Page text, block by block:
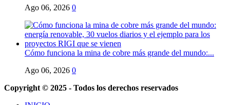
Ago 06, 2026 0
Cómo funciona la mina de cobre más grande del mundo:...
Ago 06, 2026 0
Copyright © 2025 - Todos los derechos reservados